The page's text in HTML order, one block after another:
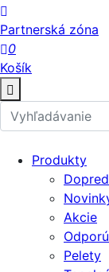
Partnerská zóna
0
Košík
Produkty
Akcie
Pelety